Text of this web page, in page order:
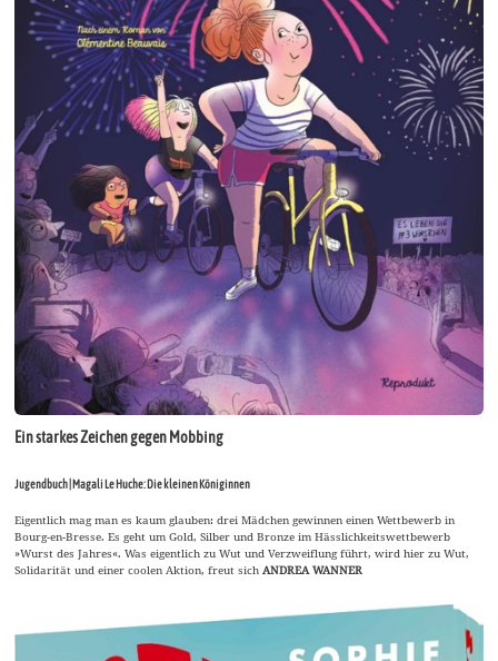
Ein starkes Zeichen gegen Mobbing
Jugendbuch | Magali Le Huche: Die kleinen Königinnen
Eigentlich mag man es kaum glauben: drei Mädchen gewinnen einen Wettbewerb in
Bourg-en-Bresse. Es geht um Gold, Silber und Bronze im Hässlichkeitswettbewerb
»Wurst des Jahres«. Was eigentlich zu Wut und Verzweiflung führt, wird hier zu Wut,
Solidarität und einer coolen Aktion, freut sichANDREA WANNER